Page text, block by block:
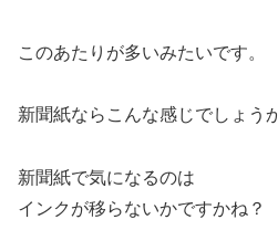
このあたりが多いみたいです。
新聞紙ならこんな感じでしょう
新聞紙で気になるのは
インクが移らないかですかね？